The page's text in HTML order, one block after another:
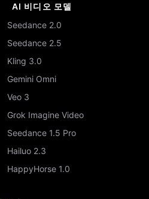
AI 비디오 모델
Seedance 2.0
Seedance 2.5
Kling 3.0
Gemini Omni
Veo 3
Grok Imagine Video
Seedance 1.5 Pro
Hailuo 2.3
HappyHorse 1.0